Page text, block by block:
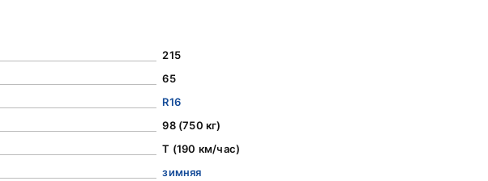
215
65
R16
98 (750 кг)
T (190 км/час)
зимняя